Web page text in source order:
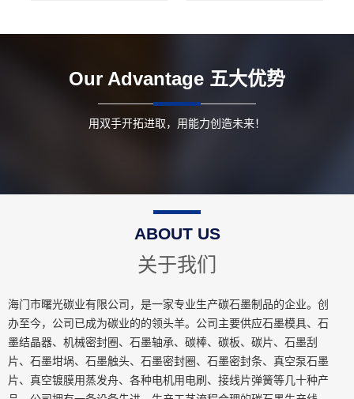
Our Advantage 五大优势
用双手开拓进取，用能力创造未来！
ABOUT US
关于我们
海门市曙光碳业有限公司，是一家专业生产碳石墨制品的企业。创
办至今，公司已成为碳业的的领头羊。公司主要供应石墨模具、石
墨结晶器、机械密封圈、石墨轴承、碳棒、碳板、碳片、石墨刮
片、石墨坩埚、石墨触头、石墨密封圈、石墨密封条、真空泵石墨
片、真空镀膜用蒸发舟、各种电机用电刷、接线片弹簧等几十种产